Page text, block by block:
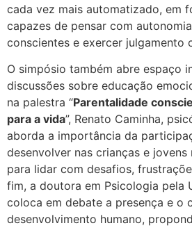
cada vez mais automatizado, em
capazes de pensar com
conscientes e exercer julgamento
O simpósio também abre espaço
discussões sobre educação
na palestra “Parentalidade
para a vida”, Renato Caminha,
aborda a importância da
desenvolver nas crianças e
para lidar com desafios,
fim, a doutora em Psicologia pela
coloca em debate a presença e o
desenvolvimento humano,